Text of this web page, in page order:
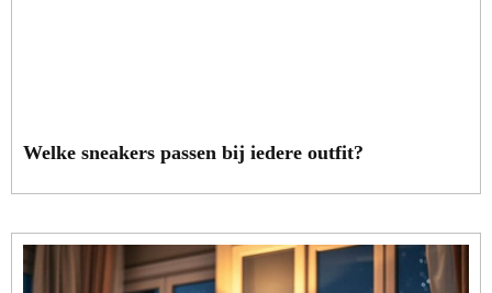
Welke sneakers passen bij iedere outfit?